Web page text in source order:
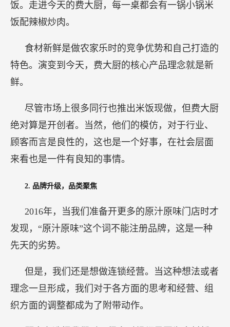
饭。走进今天的费大厨，每一桌都会有一锅小锅米
饭配辣椒炒肉。
食材新鲜是做农家乐时的竞争优势和自己打造的
特色。演变到今天，费大厨的核心产品理念就是新
鲜。
尽管市场上很多同行也推出米饭现做，但费大厨
绝对算是开创者。当然，他们的模仿，对于行业、
顾客而言是良性的，这也是一个好事，在社会层面
来看也是一件有良知的事情。
2. 品牌升级，品类聚焦
2016年，当我们准备开更多的原汁原味门店时才
发现，“原汁原味”这个词不能注册品牌，这是一种
先天的劣势。
但是，我们还是想做连锁经营。当这种想法或者
理念一旦形成，我们对于各方面的思考和经营、组
织方面的调整都成为了附带动作。